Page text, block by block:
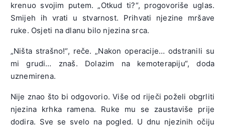
krenuo svojim putem. „Otkud ti?“, progovoriše uglas.
Smijeh ih vrati u stvarnost. Prihvati njezine mršave
ruke. Osjeti na dlanu bilo njezina srca.
„Ništa strašno!“, reče. „Nakon operacije… odstranili su
mi grudi… znaš. Dolazim na kemoterapiju“, doda
uznemirena.
Nije znao što bi odgovorio. Više od riječi poželi obgrliti
njezina krhka ramena. Ruke mu se zaustaviše prije
dodira. Sve se svelo na pogled. U dnu njezinih očiju